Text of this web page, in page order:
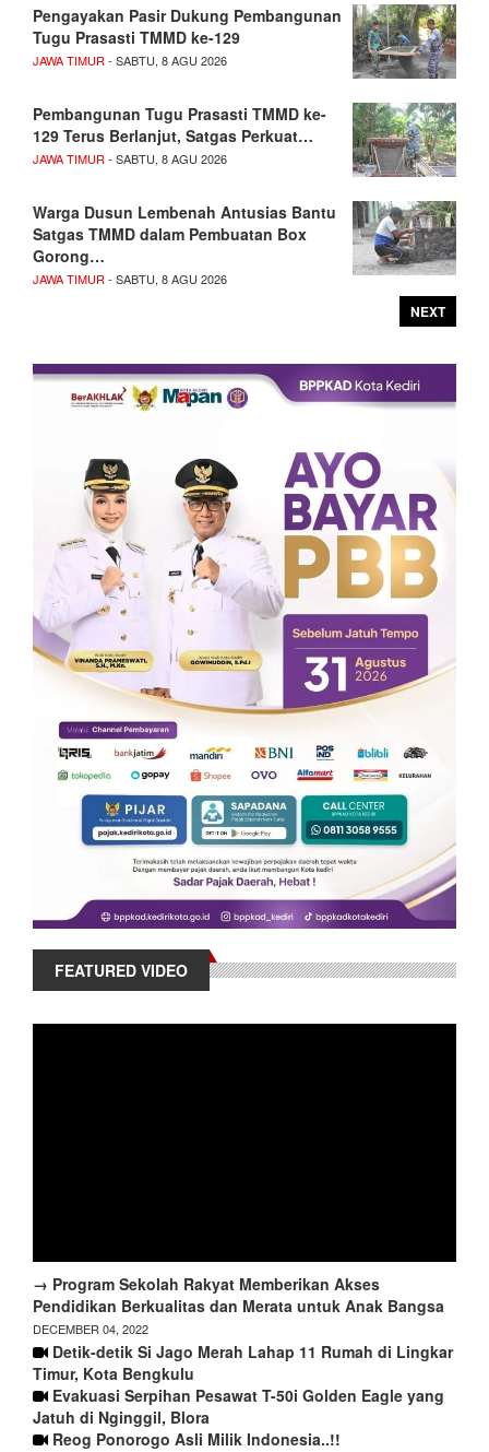
Pengayakan Pasir Dukung Pembangunan
Tugu Prasasti TMMD ke-129
JAWA TIMUR - SABTU, 8 AGU 2026
Pembangunan Tugu Prasasti TMMD ke-
129 Terus Berlanjut, Satgas Perkuat…
JAWA TIMUR - SABTU, 8 AGU 2026
Warga Dusun Lembenah Antusias Bantu
Satgas TMMD dalam Pembuatan Box
Gorong…
JAWA TIMUR - SABTU, 8 AGU 2026
NEXT
FEATURED VIDEO
→ Program Sekolah Rakyat Memberikan Akses
Pendidikan Berkualitas dan Merata untuk Anak Bangsa
DECEMBER 04, 2022
Detik-detik Si Jago Merah Lahap 11 Rumah di Lingkar
Timur, Kota Bengkulu
Evakuasi Serpihan Pesawat T-50i Golden Eagle yang
Jatuh di Nginggil, Blora
Reog Ponorogo Asli Milik Indonesia..!!